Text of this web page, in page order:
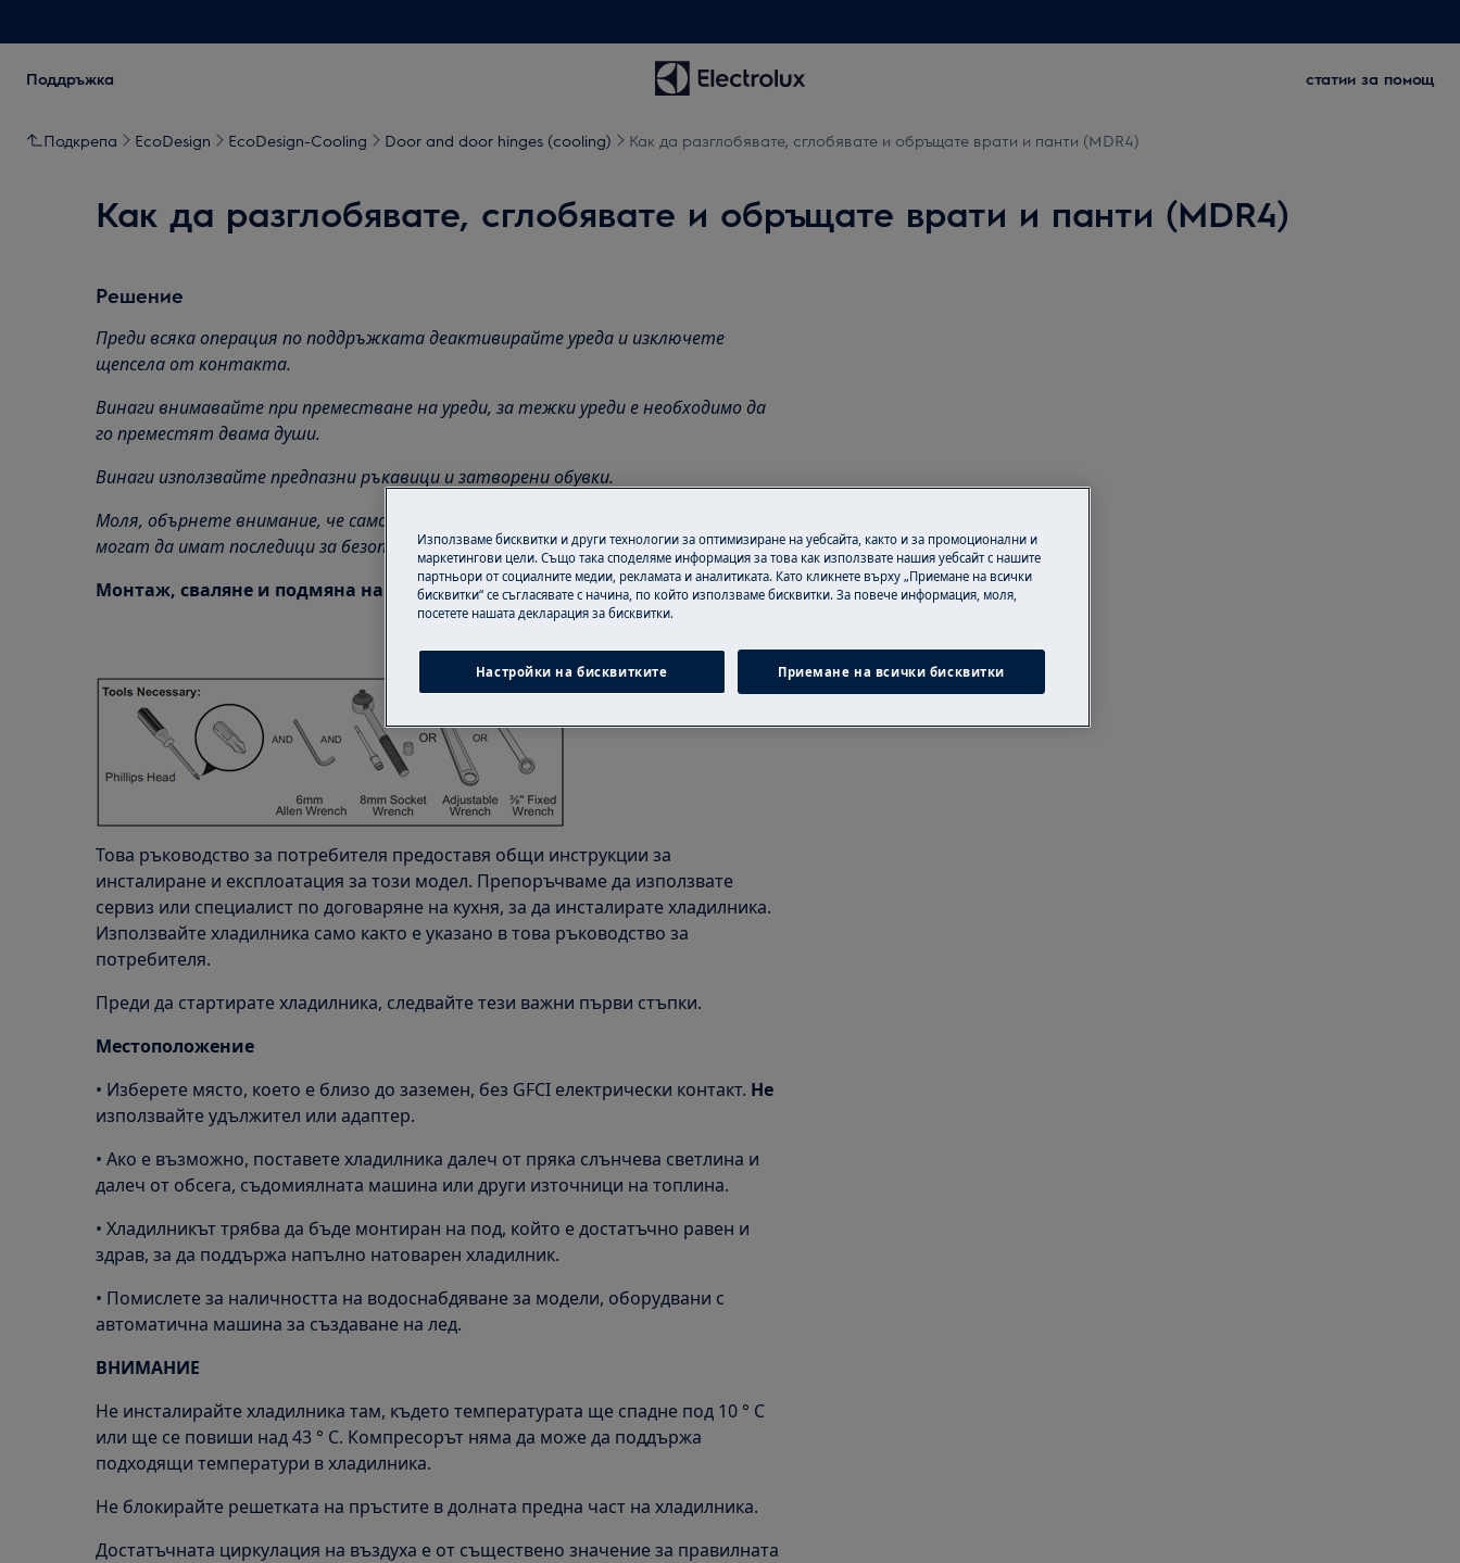
Поддръжка статии за помощ
Подкрепа EcoDesign EcoDesign-Cooling Door and door hinges (cooling) Как да разглобявате, сглобявате и обръщате врати и панти (MDR4)
Как да разглобявате, сглобявате и обръщате врати и панти (MDR4)
Решение
Преди всяка операция по поддръжката деактивирайте уреда и изключете
щепсела от контакта.
Винаги внимавайте при преместване на уреди, за тежки уреди е необходимо да
го преместят двама души.
Винаги използвайте предпазни ръкавици и затворени обувки.
Моля, обърнете внимание, че саморемонтът или непрофесионалният ремонт
могат да имат последици за безопасността, ако не бъдат направени правилно
Монтаж, сваляне и подмяна на врати
Това ръководство за потребителя предоставя общи инструкции за
инсталиране и експлоатация за този модел. Препоръчваме да използвате
сервиз или специалист по договаряне на кухня, за да инсталирате хладилника.
Използвайте хладилника само както е указано в това ръководство за
потребителя.
Преди да стартирате хладилника, следвайте тези важни първи стъпки.
Местоположение
• Изберете място, което е близо до заземен, без GFCI електрически контакт. Не
използвайте удължител или адаптер.
• Ако е възможно, поставете хладилника далеч от пряка слънчева светлина и
далеч от обсега, съдомиялната машина или други източници на топлина.
• Хладилникът трябва да бъде монтиран на под, който е достатъчно равен и
здрав, за да поддържа напълно натоварен хладилник.
• Помислете за наличността на водоснабдяване за модели, оборудвани с
автоматична машина за създаване на лед.
ВНИМАНИЕ
Не инсталирайте хладилника там, където температурата ще спадне под 10 ° C
или ще се повиши над 43 ° C. Компресорът няма да може да поддържа
подходящи температури в хладилника.
Не блокирайте решетката на пръстите в долната предна част на хладилника.
Достатъчната циркулация на въздуха е от съществено значение за правилната
Използваме бисквитки и други технологии за оптимизиране на уебсайта, както и за промоционални и
маркетингови цели. Също така споделяме информация за това как използвате нашия уебсайт с нашите
партньори от социалните медии, рекламата и аналитиката. Като кликнете върху „Приемане на всички
бисквитки“ се съгласявате с начина, по който използваме бисквитки. За повече информация, моля,
посетете нашата декларация за бисквитки.
Настройки на бисквитките Приемане на всички бисквитки